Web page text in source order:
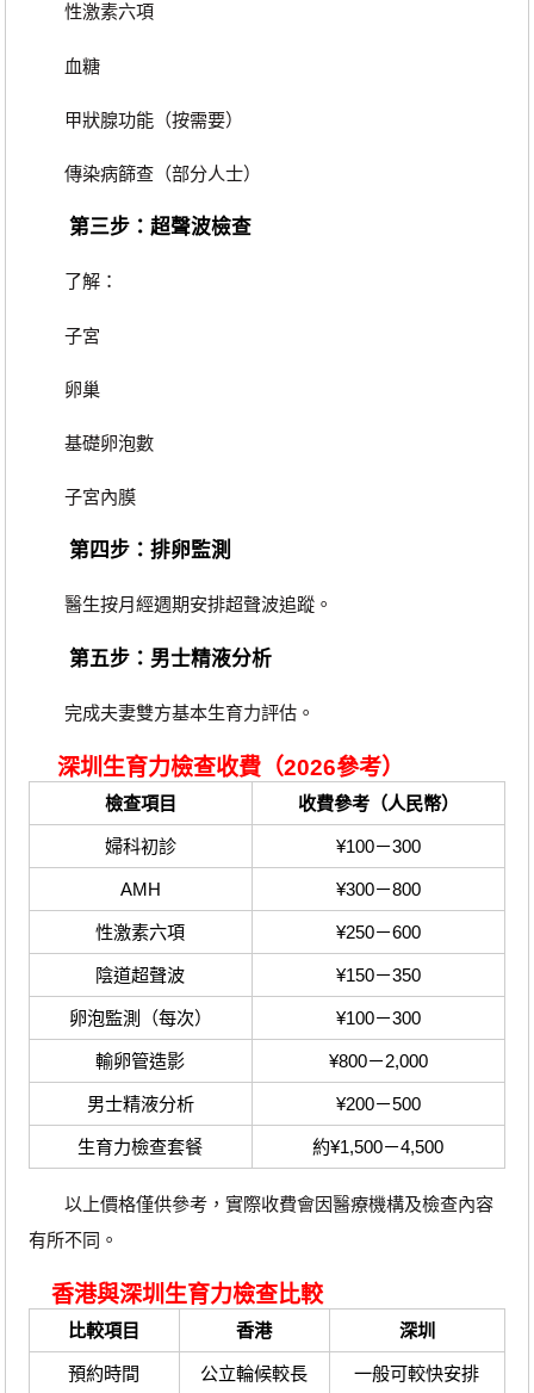
性激素六項
血糖
甲狀腺功能（按需要）
傳染病篩查（部分人士）
第三步：超聲波檢查
了解：
子宮
卵巢
基礎卵泡數
子宮內膜
第四步：排卵監測
醫生按月經週期安排超聲波追蹤。
第五步：男士精液分析
完成夫妻雙方基本生育力評估。
深圳生育力檢查收費（2026參考）
檢查項目 收費參考（人民幣）
婦科初診 ¥100－300
AMH ¥300－800
性激素六項 ¥250－600
陰道超聲波 ¥150－350
卵泡監測（每次） ¥100－300
輸卵管造影 ¥800－2,000
男士精液分析 ¥200－500
生育力檢查套餐 約¥1,500－4,500
以上價格僅供參考，實際收費會因醫療機構及檢查內容
有所不同。
香港與深圳生育力檢查比較
比較項目 香港 深圳
預約時間 公立輪候較長 一般可較快安排